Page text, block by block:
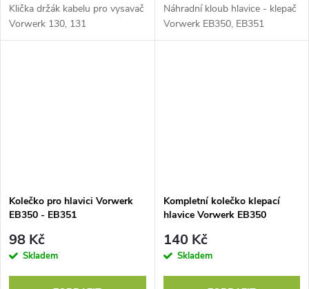
Klička držák kabelu pro vysavač
Vorwerk 130, 131
Náhradní kloub hlavice - klepač
Vorwerk EB350, EB351
Kolečko pro hlavici Vorwerk
EB350 - EB351
98 Kč
Skladem
Kompletní kolečko klepací
hlavice Vorwerk EB350
140 Kč
Skladem